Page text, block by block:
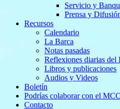
Servicio y
Prensa y
Recursos
Calendario
La Barca
Notas pasadas
Reflexiones diarias del
Libros y publicaciones
Audios y Videos
Boletín
Podrías colaborar con el
Contacto